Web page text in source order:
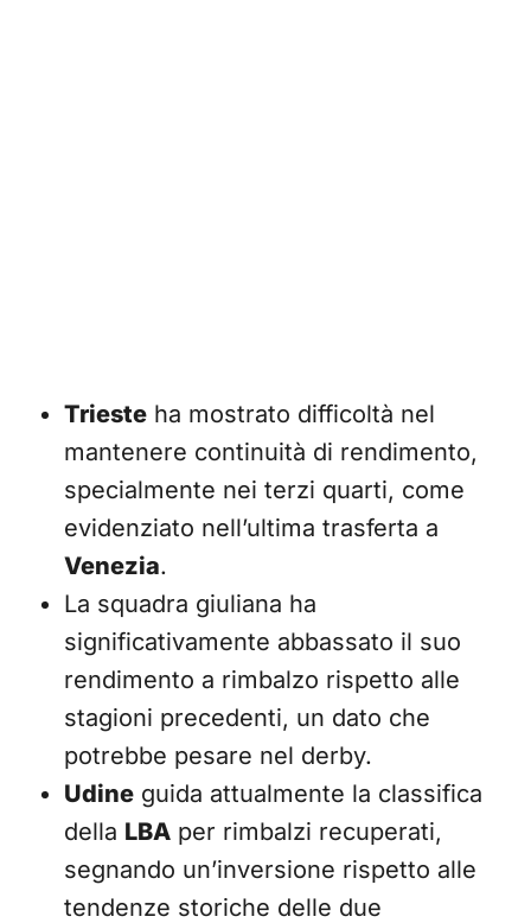
Trieste ha mostrato difficoltà nel
mantenere continuità di rendimento,
specialmente nei terzi quarti, come
evidenziato nell’ultima trasferta a
Venezia.
La squadra giuliana ha
significativamente abbassato il suo
rendimento a rimbalzo rispetto alle
stagioni precedenti, un dato che
potrebbe pesare nel derby.
Udine guida attualmente la classifica
della LBA per rimbalzi recuperati,
segnando un’inversione rispetto alle
tendenze storiche delle due